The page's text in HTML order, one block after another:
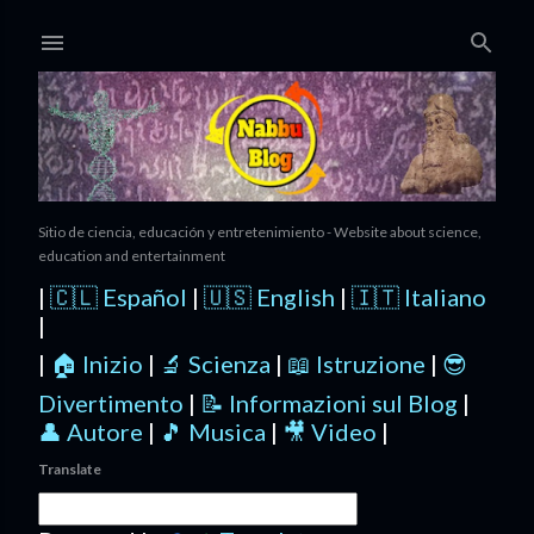
Sitio de ciencia, educación y entretenimiento - Website about science,
education and entertainment
| 🇨🇱 Español | 🇺🇸 English | 🇮🇹 Italiano
|
| 🏠 Inizio | 🔬 Scienza | 📖 Istruzione | 😎
Divertimento | 📝 Informazioni sul Blog |
👤 Autore | 🎵 Musica | 🎥 Video |
Translate